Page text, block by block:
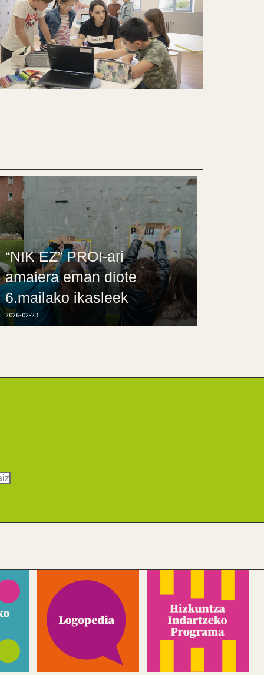
“NIK EZ” PROI-ari
amaiera eman diote
6.mailako ikasleek
2026-02-23